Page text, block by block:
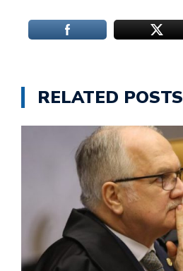
RELATED POSTS